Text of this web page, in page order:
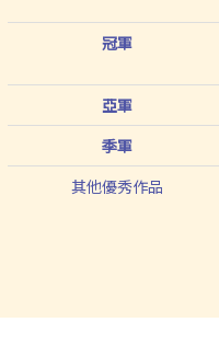
冠軍
亞軍
季軍
其他優秀作品